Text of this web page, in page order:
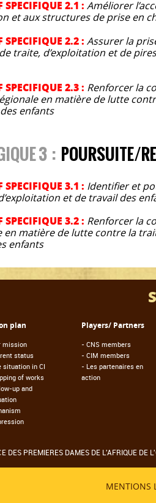
SPECIFIQUE 2.1 : Améliorer
et aux structures de prise en
SPECIFIQUE 2.2 : Assurer la
traite, d’exploitation et de
SPECIFIQUE 2.3 : Renforcer la
en matière de lutte
enfants
3 : POURSUITE/
SPECIFIQUE 3.1 : Identifier et
et de travail des
SPECIFIQUE 3.2 : Renforcer la
en matière de lutte contre la
enfants
plan
mission
status
situation in CI
of works
up and
Players/ Partners
- CNS members
- CIM members
- Les partenaires en
action
DES PREMIERES DAMES DE L'AFRIQUE DE
MENTIONS